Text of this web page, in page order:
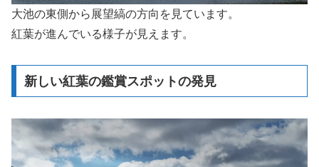
大池の東側から展望縞の方向を見ています。
紅葉が進んでいる様子が見えます。
新しい紅葉の鑑賞スポットの発見